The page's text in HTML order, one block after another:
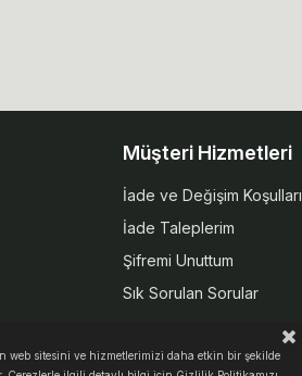
Müşteri Hizmetleri
İade ve Değişim Koşulları
İade Taleplerim
Şifremi Unuttum
Sık Sorulan Sorular
web sitesini ve hizmetlerimizi daha etkin bir şekilde